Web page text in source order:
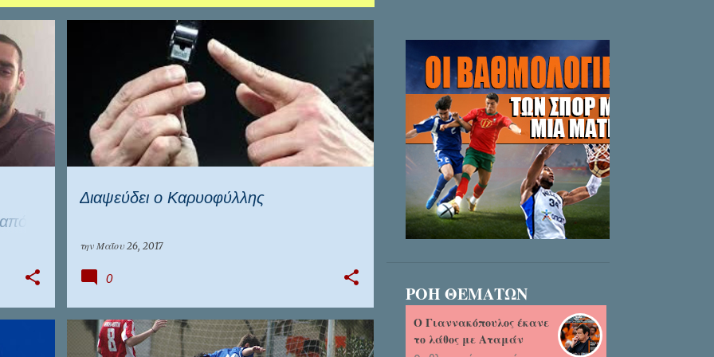
Διαψεύδει ο Καρυοφύλλης
την Μαΐου 26, 2017
ΕΠΣ ΠΕΙΡΑΙΆ FOOTBALL LEAGUE
0
ΕΠΊΚΑΙΡΑ ΕΠΣ ΠΕΙΡΑΙΆ
ΡΟΗ ΘΕΜΑΤΩΝ
Ο Γιαννακόπουλος έκανε
το λάθος με Αταμάν